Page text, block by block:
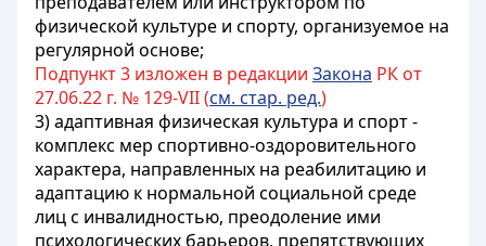
физической культуре и спорту, организуемое на
регулярной основе;
Подпункт 3 изложен в редакции Закона РК от
27.06.22 г. № 129-VII (см. стар. ред.)
3) адаптивная физическая культура и спорт -
комплекс мер спортивно-оздоровительного
характера, направленных на реабилитацию и
адаптацию к нормальной социальной среде
лиц с инвалидностью, преодоление ими
психологических барьеров, препятствующих